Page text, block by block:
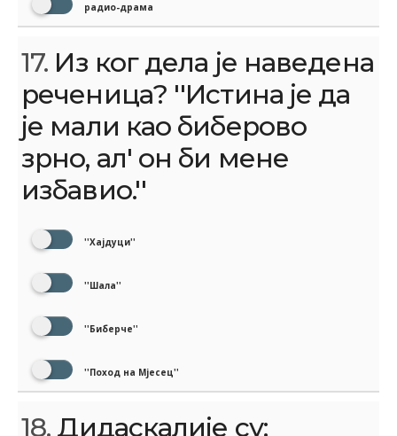
радио-драма
17. Из ког дела је наведена
реченица? ''Истина је да
је мали као биберово
зрно, ал' он би мене
избавио.''
''Хајдуци''
''Шала''
''Биберче''
''Поход на Мјесец''
18. Дидаскалије су: